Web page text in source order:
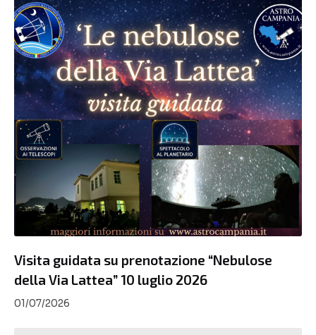
Visita guidata su prenotazione “Nebulose
della Via Lattea” 10 luglio 2026
01/07/2026